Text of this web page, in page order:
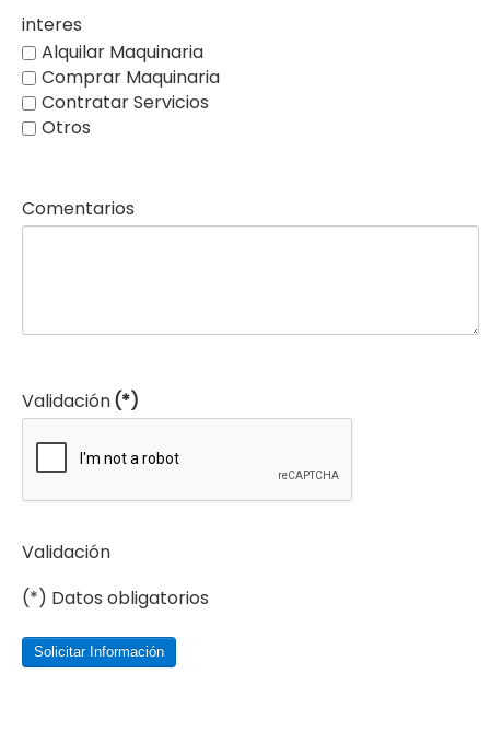
interes
Alquilar Maquinaria
Comprar Maquinaria
Contratar Servicios
Otros
Comentarios
Validación(*)
Validación
(*) Datos obligatorios
Solicitar Información